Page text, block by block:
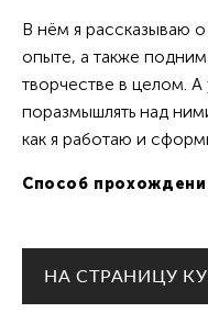
В нём я рассказываю
опыте, а также
творчестве в целом.
поразмышлять над
как я работаю и
Способ
НА СТРАНИЦУ